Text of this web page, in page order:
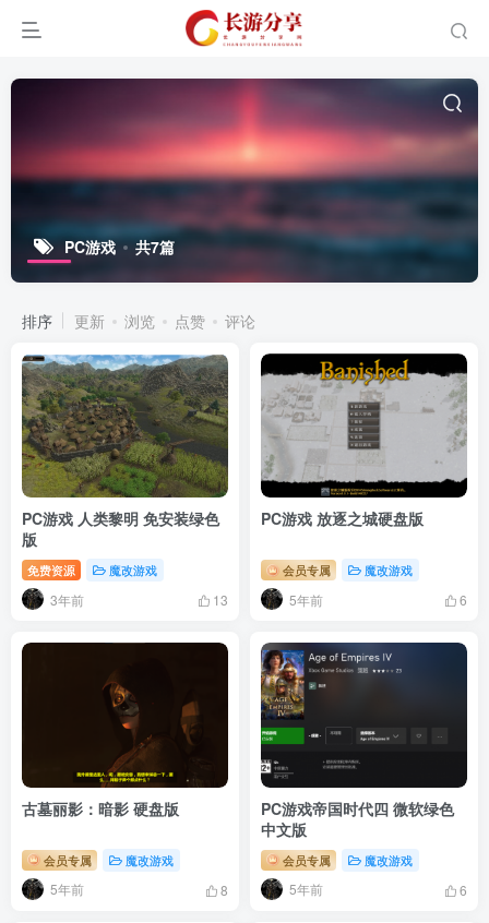
PC游戏 共7篇
排序 更新 浏览 点赞 评论
PC游戏 人类黎明 免安装绿色
版
免费资源 魔改游戏
3年前 13
PC游戏 放逐之城硬盘版
会员专属 魔改游戏
5年前 6
古墓丽影：暗影 硬盘版
会员专属 魔改游戏
5年前 8
PC游戏帝国时代四 微软绿色
中文版
会员专属 魔改游戏
5年前 6